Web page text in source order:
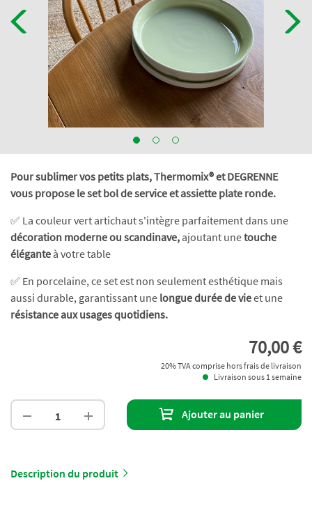
Pour sublimer vos petits plats, Thermomix® et DEGRENNE
vous propose le set bol de service et assiette plate ronde.
✅ La couleur vert artichaut s'intègre parfaitement dans une
décoration moderne ou scandinave, ajoutant unetouche
élégante à votre table
✅ En porcelaine, ce set est non seulement esthétique mais
aussi durable, garantissant une longue durée de vieet une
résistance aux usages quotidiens.
70,00 €
20% TVA comprise hors frais de livraison
Livraison sous 1 semaine
Ajouter au panier
Description du produit